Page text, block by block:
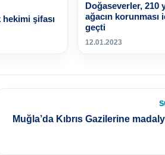
şifası
Doğaseverler, 210
ağacın korunması
geçti
12.01.2023
Muğla’da Kıbrıs Gazilerine